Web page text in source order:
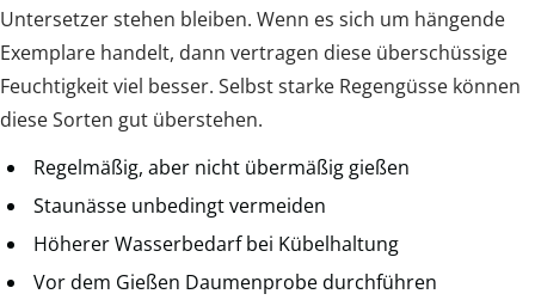
Untersetzer stehen bleiben. Wenn es sich um hängende
Exemplare handelt, dann vertragen diese überschüssige
Feuchtigkeit viel besser. Selbst starke Regengüsse können
diese Sorten gut überstehen.
Regelmäßig, aber nicht übermäßig gießen
Staunässe unbedingt vermeiden
Höherer Wasserbedarf bei Kübelhaltung
Vor dem Gießen Daumenprobe durchführen